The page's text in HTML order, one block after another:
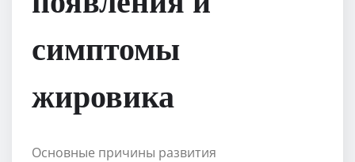
симптомы
жировика
Основные причины развития